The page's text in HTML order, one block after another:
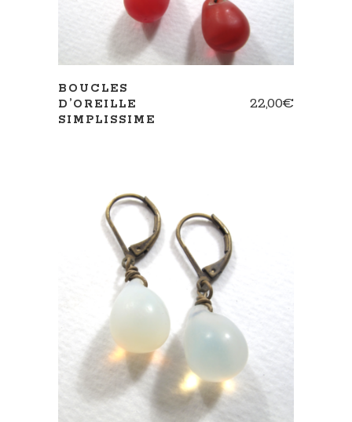
BOUCLES
D’OREILLE
SIMPLISSIME
22,00€
AJOUTER AU PANIER